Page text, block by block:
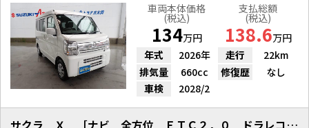
車両本体価格
(税込)
134万円
支払総額
(税込)
138.6万円
年式
2026年 走行
22km
排気量
660cc 修復歴
なし
車検
2028/2
サクラ Ｘ ［ナビ 全方位 ＥＴＣ２．０ ドラレコ ＬＥＤ アルミ］